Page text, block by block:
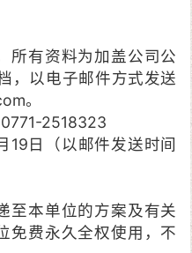
有资料为加盖公司公
，以电子邮件方式发送
。
2518323
日（以邮件发送时间
本单位的方案及有关
免费永久全权使用，不